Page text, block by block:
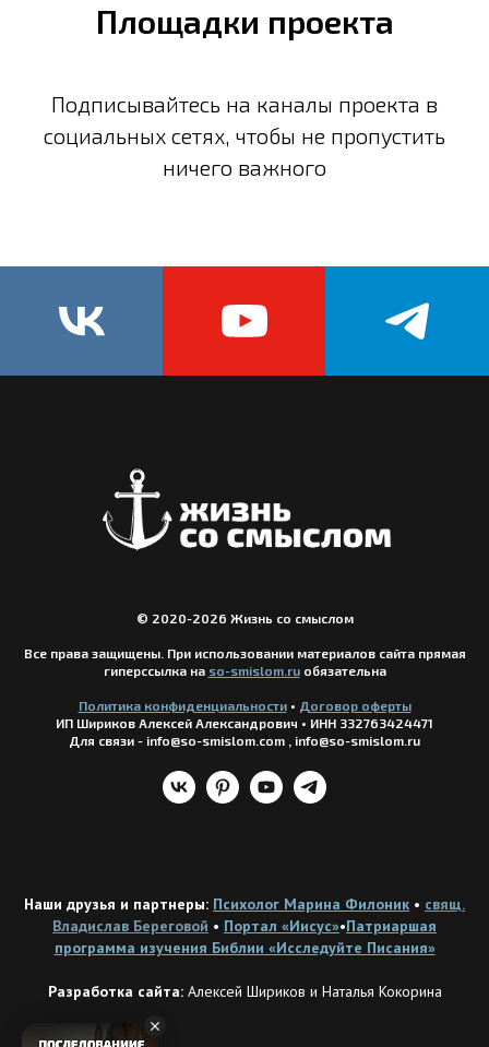
Площадки проекта
Подписывайтесь на каналы проекта в
социальных сетях, чтобы не пропустить
ничего важного
© 2020-2026 Жизнь со смыслом
Все права защищены. При использовании материалов сайта прямая
гиперссылка на so-smislom.ruобязательна
Политика конфиденциальности • Договор оферты
ИП Шириков Алексей Александрович • ИНН 332763424471
Для связи - info@so-smislom.com , info@so-smislom.ru
Наши друзья и партнеры: Психолог Марина Филоник • свящ.
Владислав Береговой • Портал «Иисус»•Патриаршая
программа изучения Библии «Исследуйте Писания»
Разработка сайта:Алексей Шириков и Наталья Кокорина